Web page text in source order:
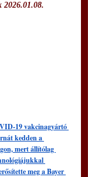
2026.01.08.
19 vakcinagyártó
kedden a
mert állítólag
meg a Bayer